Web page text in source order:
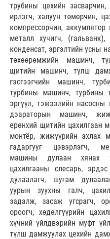
трубины цехийн
ирлэгч, халуун төмөрчин,
компрессорчин, аккумлятор
металл хучигч,
конденсат, эргэлтийн усны
төхөөрөмжийн машинч,
щитийн машинч, түлш
гэсгээгчийн машинч,
турбины машинч, турбины
эргүүл, тэжээлийн
дэараторын машинч,
ерөнхий щитийн цахилгаан
монтёр, жижүүрийн ахлах
гадаргууг цэвэрлэгч,
машины дулаан хянах
цахилгааны слесарь,
дулаалагч, шугам
уурын зуухны галч,
задалж, засаж угсрагч,
ороогч, хөдөлгүүрийн
хүчний үйлдвэрийн муфт
түлш дамжуулах цехийн